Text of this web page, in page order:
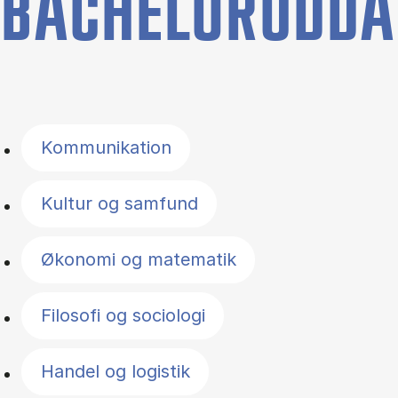
Kommunikation
Kultur og samfund
Økonomi og matematik
Filosofi og sociologi
Handel og logistik